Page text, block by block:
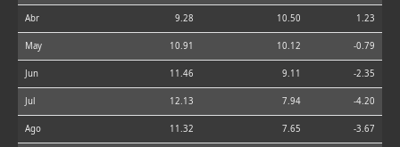
Abr 9.28 10.50 1.23
May 10.91 10.12 -0.79
Jun 11.46 9.11 -2.35
Jul 12.13 7.94 -4.20
Ago 11.32 7.65 -3.67